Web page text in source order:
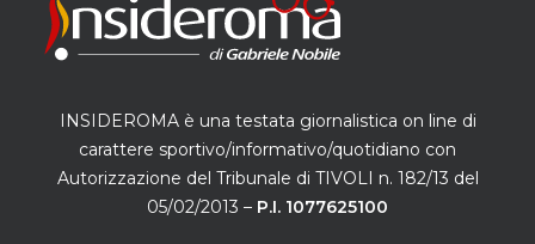
INSIDEROMA è una testata giornalistica on line di
carattere sportivo/informativo/quotidiano con
Autorizzazione del Tribunale di TIVOLI n. 182/13 del
05/02/2013 – P.I. 1077625100